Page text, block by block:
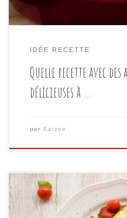
IDÉE RECETTE
Quelle recette avec des
délicieuses à …
par Eatzee
Introduction Dans notre